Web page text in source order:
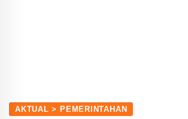
AKTUAL > PEMERINTAHAN